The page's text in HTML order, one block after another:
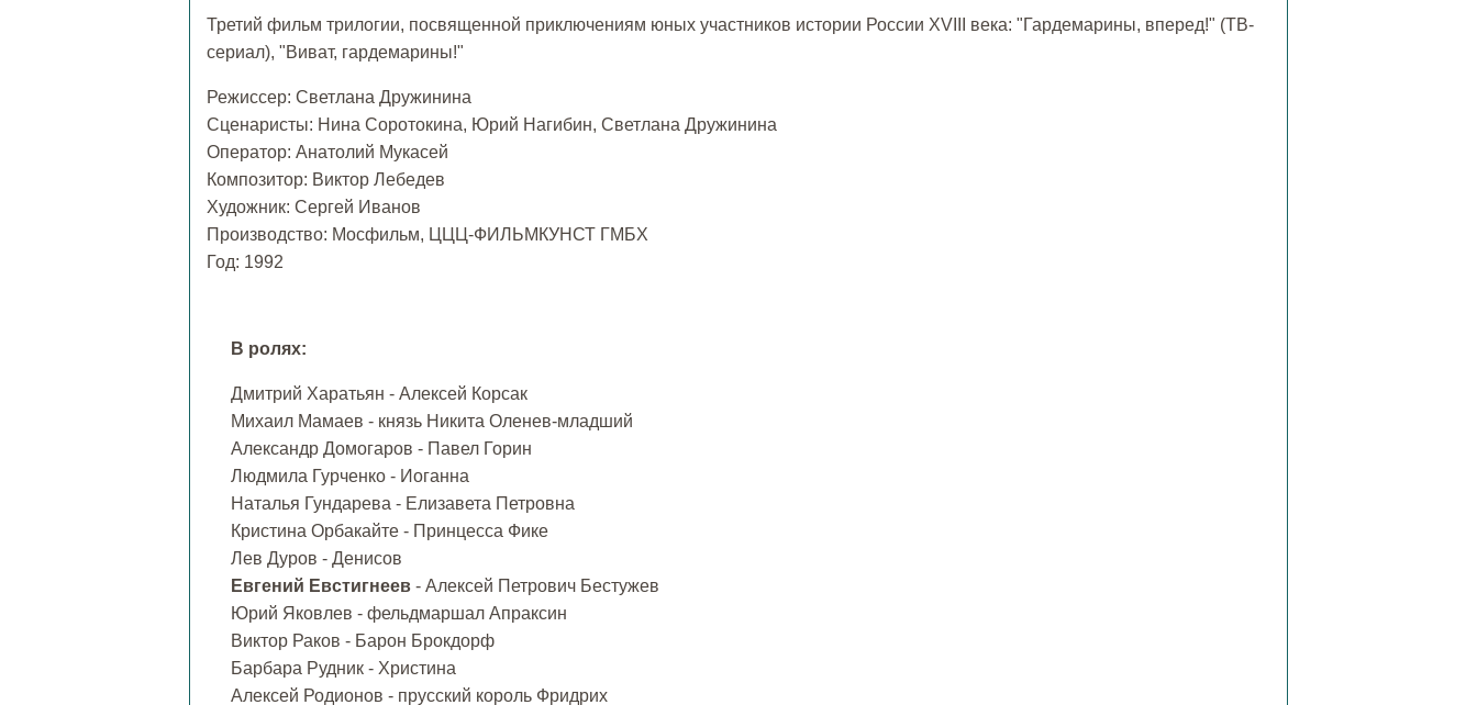
Третий фильм трилогии, посвященной приключениям юных участников истории России XVIII века: "Гардемарины, вперед!" (ТВ-
сериал), "Виват, гардемарины!"
Режиссер: Светлана Дружинина
Сценаристы: Нина Соротокина, Юрий Нагибин, Светлана Дружинина
Оператор: Анатолий Мукасей
Композитор: Виктор Лебедев
Художник: Сергей Иванов
Производство: Мосфильм, ЦЦЦ-ФИЛЬМКУНСТ ГМБХ
Год: 1992
В ролях:
Дмитрий Харатьян - Алексей Корсак
Михаил Мамаев - князь Никита Оленев-младший
Александр Домогаров - Павел Горин
Людмила Гурченко - Иоганна
Наталья Гундарева - Елизавета Петровна
Кристина Орбакайте - Принцесса Фике
Лев Дуров - Денисов
Евгений Евстигнеев - Алексей Петрович Бестужев
Юрий Яковлев - фельдмаршал Апраксин
Виктор Раков - Барон Брокдорф
Барбара Рудник - Христина
Алексей Родионов - прусский король Фридрих